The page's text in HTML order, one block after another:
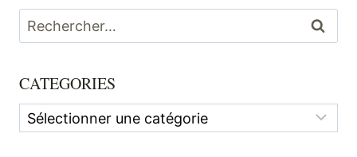
Rechercher :
CATEGORIES
Categories